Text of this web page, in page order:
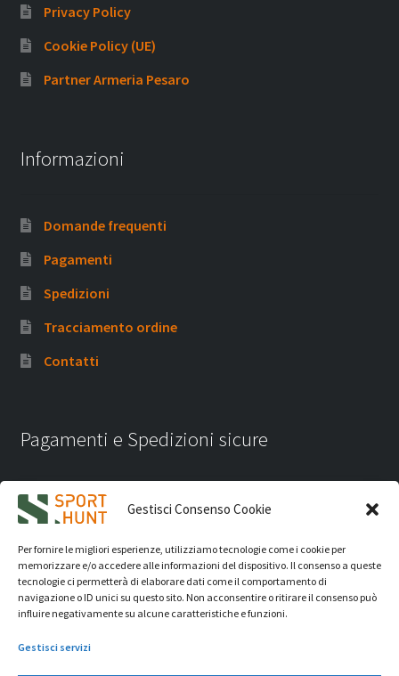
Gestisci Consenso Cookie
Per fornire le migliori esperienze, utilizziamo tecnologie come i cookie per
memorizzare e/o accedere alle informazioni del dispositivo. Il consenso a queste
tecnologie ci permetterà di elaborare dati come il comportamento di
navigazione o ID unici su questo sito. Non acconsentire o ritirare il consenso può
influire negativamente su alcune caratteristiche e funzioni.
Gestisci servizi
Privacy Policy
Cookie Policy (UE)
Partner Armeria Pesaro
Informazioni
Domande frequenti
Pagamenti
Spedizioni
Tracciamento ordine
Contatti
Pagamenti e Spedizioni sicure